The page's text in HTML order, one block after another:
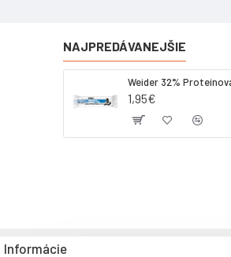
NAJPREDÁVANEJŠIE
1,95€
Informácie